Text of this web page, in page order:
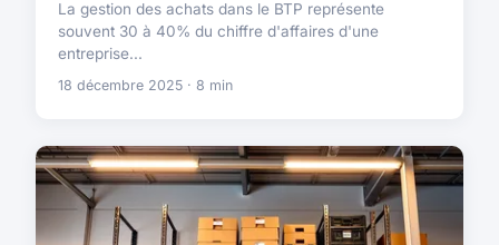
La gestion des achats dans le BTP représente
souvent 30 à 40% du chiffre d'affaires d'une
entreprise...
18 décembre 2025 · 8 min